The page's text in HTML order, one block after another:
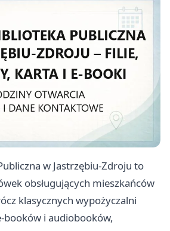
w Jastrzębiu-Zdroju to
obsługujących mieszkańców
klasycznych wypożyczalni
booków i audiobooków,